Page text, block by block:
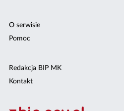
O serwisie
Pomoc
Redakcja BIP MK
Kontakt